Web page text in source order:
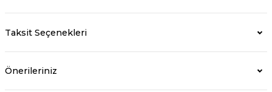
Taksit Seçenekleri
Önerileriniz